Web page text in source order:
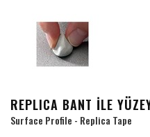
REPLICA BANT İLE
Surface Profile - Replica Tape